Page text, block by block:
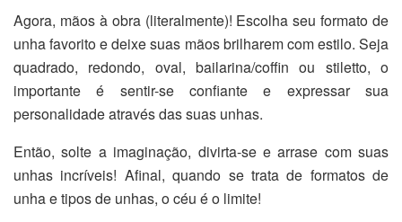
Agora, mãos à obra (literalmente)! Escolha seu formato de
unha favorito e deixe suas mãos brilharem com estilo. Seja
quadrado, redondo, oval, bailarina/coffin ou stiletto, o
importante é sentir-se confiante e expressar sua
personalidade através das suas unhas.
Então, solte a imaginação, divirta-se e arrase com suas
unhas incríveis! Afinal, quando se trata de formatos de
unha e tipos de unhas, o céu é o limite!